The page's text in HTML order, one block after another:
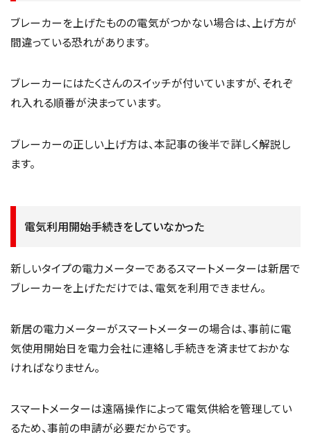
ブレーカーを上げたものの電気がつかない場合は、上げ方が
間違っている恐れがあります。
ブレーカーにはたくさんのスイッチが付いていますが、それぞ
れ入れる順番が決まっています。
ブレーカーの正しい上げ方は、本記事の後半で詳しく解説し
ます。
電気利用開始手続きをしていなかった
新しいタイプの電力メーターであるスマートメーターは新居で
ブレーカーを上げただけでは、電気を利用できません。
新居の電力メーターがスマートメーターの場合は、事前に電
気使用開始日を電力会社に連絡し手続きを済ませておかな
ければなりません。
スマートメーターは遠隔操作によって電気供給を管理してい
るため、事前の申請が必要だからです。